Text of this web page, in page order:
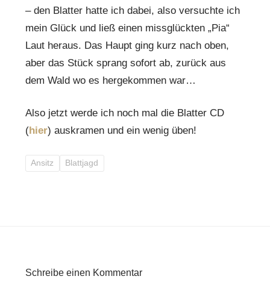
– den Blatter hatte ich dabei, also versuchte ich
mein Glück und ließ einen missglückten „Pia“
Laut heraus. Das Haupt ging kurz nach oben,
aber das Stück sprang sofort ab, zurück aus
dem Wald wo es hergekommen war…
Also jetzt werde ich noch mal die Blatter CD
(hier) auskramen und ein wenig üben!
Ansitz Blattjagd
Schreibe einen Kommentar